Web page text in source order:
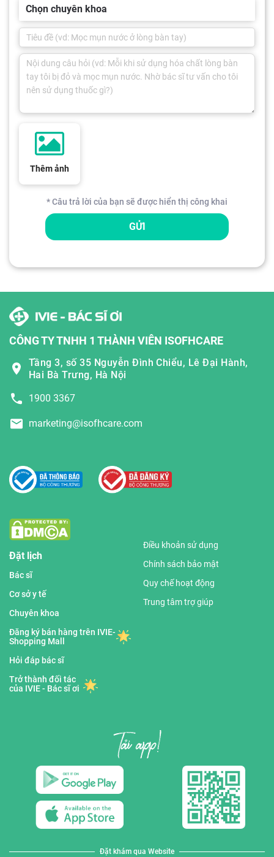
Chọn chuyên khoa
Thêm ảnh
* Câu trả lời của bạn sẽ được hiển thị công khai
GỬI
CÔNG TY TNHH 1 THÀNH VIÊN ISOFHCARE
Tầng 3, số 35 Nguyễn Đình Chiểu, Lê Đại Hành,
Hai Bà Trưng, Hà Nội
1900 3367
marketing@isofhcare.com
Đặt lịch
Bác sĩ
Cơ sở y tế
Chuyên khoa
Đăng ký bán hàng trên IVIE-
Shopping Mall
Hỏi đáp bác sĩ
Trở thành đối tác
của IVIE - Bác sĩ ơi
Điều khoản sử dụng
Chính sách bảo mật
Quy chế hoạt động
Trung tâm trợ giúp
Đặt khám qua Website